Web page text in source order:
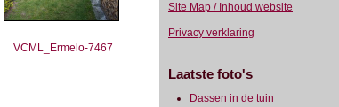
Site Map / Inhoud website
Privacy verklaring
Laatste foto's
Dassen in de tuin
VCML_Ermelo-7467